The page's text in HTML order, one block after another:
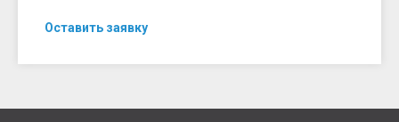
Оставить заявку